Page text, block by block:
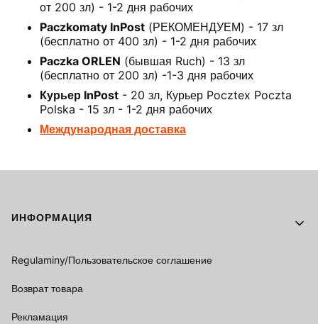
от 200 зл) - 1-2 дня рабочих
Paczkomaty InPost (РЕКОМЕНДУЕМ) - 17 зл
(бесплатно от 400 зл) - 1-2 дня рабочих
Paczka ORLEN (бывшая Ruch) - 13 зл
(бесплатно от 200 зл) -1-3 дня рабочих
Курьер InPost - 20 зл, Курьер Pocztex Poczta
Polska - 15 зл - 1-2 дня рабочих
Международная доставка
Footer menu
ИНФОРМАЦИЯ
Regulaminy/Пользовательское соглашение
Возврат товара
Рекламация